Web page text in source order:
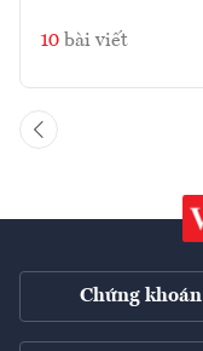
10 bài viết
Chứng khoán